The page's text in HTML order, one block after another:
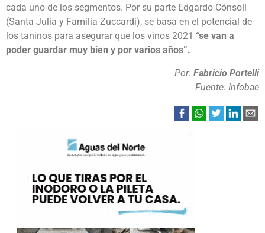
cada uno de los segmentos. Por su parte Edgardo Cónsoli
(Santa Julia y Familia Zuccardi), se basa en el potencial de
los taninos para asegurar que los vinos 2021 “se van a
poder guardar muy bien y por varios años”.
Por: Fabricio Portelli
Fuente: Infobae